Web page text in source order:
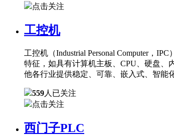
点击关注
工控机
工控机（Industrial Personal Computer，
特征，如具有计算机主板、CPU、硬盘
他各行业提供稳定、可靠、嵌入式、智能
559人已关注
点击关注
西门子PLC